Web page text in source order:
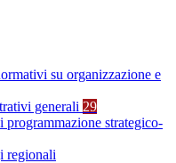
su organizzazione e
generali 29
programmazione strategico-
regionali